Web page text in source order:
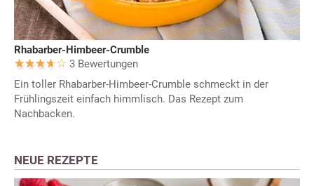
Rhabarber-Himbeer-Crumble
3 Bewertungen
Ein toller Rhabarber-Himbeer-Crumble schmeckt in der
Frühlingszeit einfach himmlisch. Das Rezept zum
Nachbacken.
NEUE REZEPTE